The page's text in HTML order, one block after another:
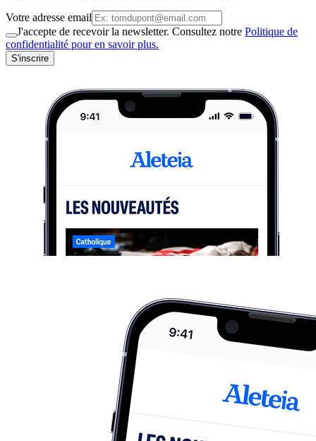
Votre adresse email
J'accepte de recevoir la newsletter. Consultez notre Politique de
confidentialité pour en savoir plus.
S'inscrire